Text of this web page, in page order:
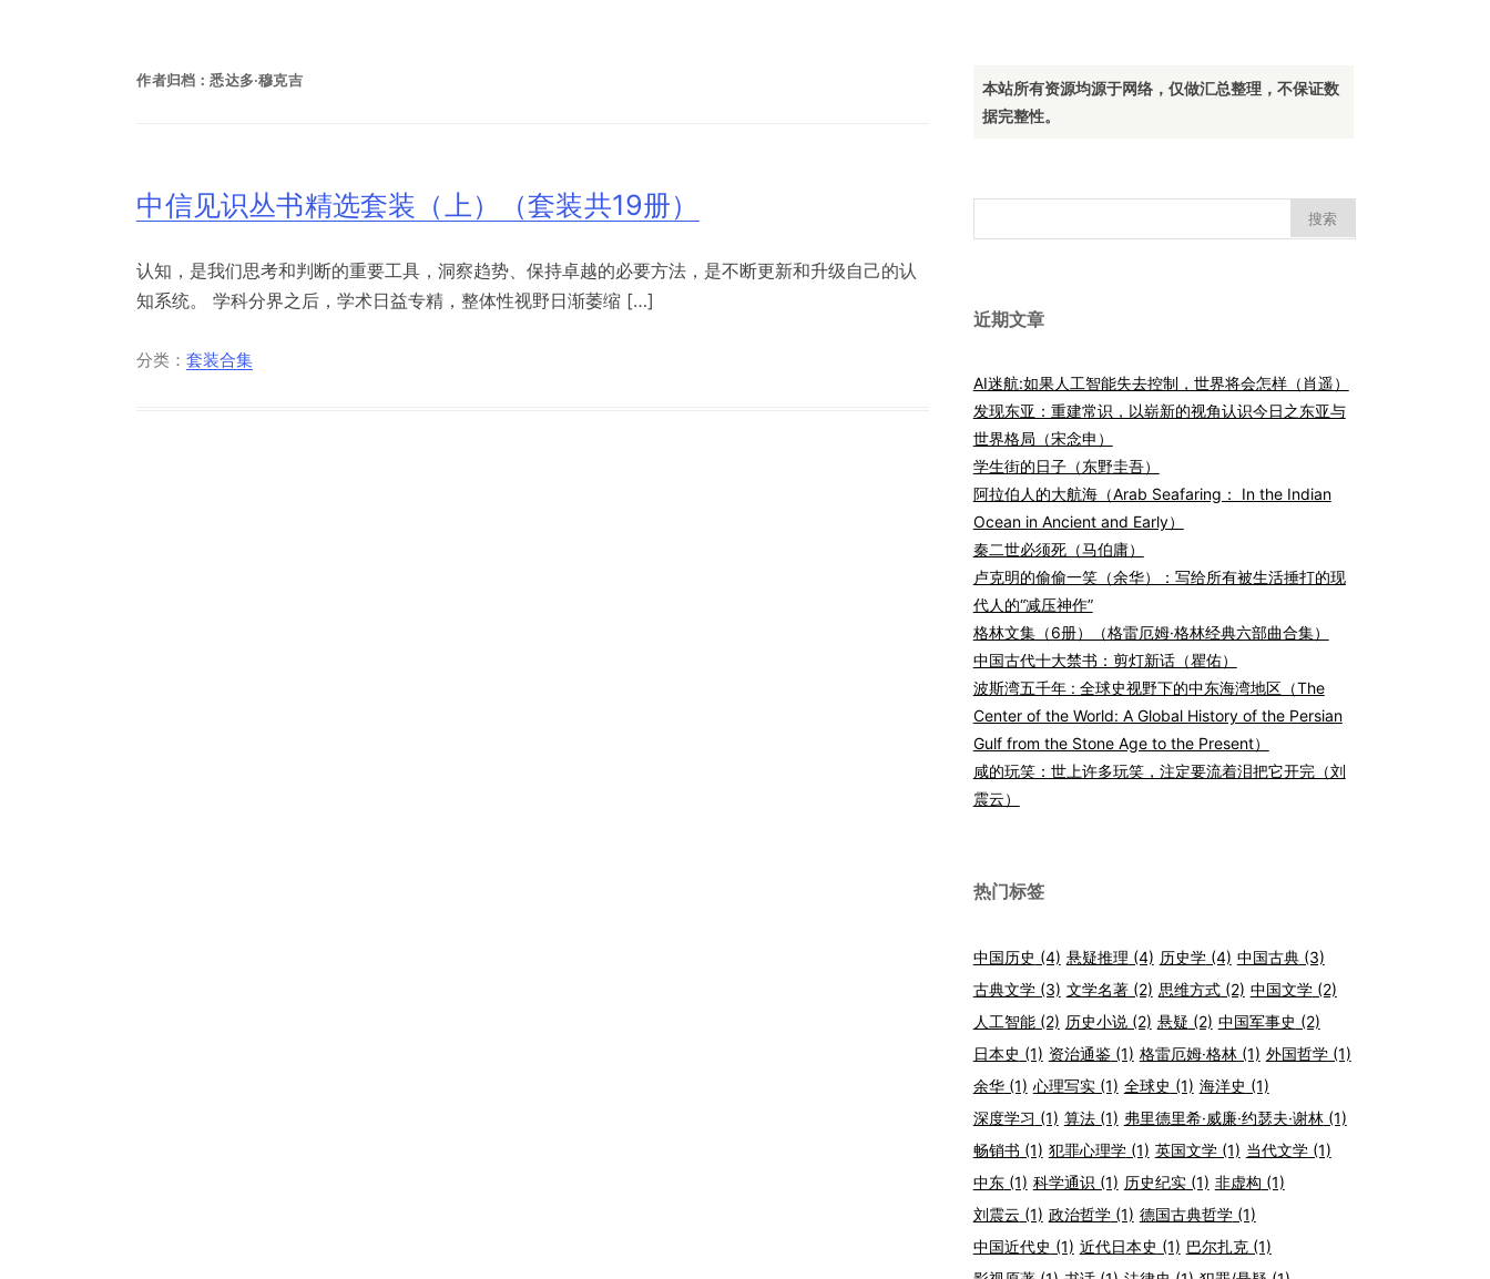
作者归档：悉达多·穆克吉
中信见识丛书精选套装（上）（套装共19册）
认知，是我们思考和判断的重要工具，洞察趋势、保持卓越的必要方法，是不断更新和升级自己的认
知系统。 学科分界之后，学术日益专精，整体性视野日渐萎缩 […]
分类：套装合集
本站所有资源均源于网络，仅做汇总整理，不保证数
据完整性。
索：
近期文章
AI迷航:如果人工智能失去控制，世界将会怎样（肖遥）
发现东亚：重建常识，以崭新的视角认识今日之东亚与
世界格局（宋念申）
学生街的日子（东野圭吾）
阿拉伯人的大航海（Arab Seafaring： In the Indian
Ocean in Ancient and Early）
秦二世必须死（马伯庸）
卢克明的偷偷一笑（余华）：写给所有被生活捶打的现
代人的“减压神作”
格林文集（6册）（格雷厄姆·格林经典六部曲合集）
中国古代十大禁书：剪灯新话（瞿佑）
波斯湾五千年 : 全球史视野下的中东海湾地区（The
Center of the World: A Global History of the Persian
Gulf from the Stone Age to the Present）
咸的玩笑：世上许多玩笑，注定要流着泪把它开完（刘
震云）
热门标签
中国历史 (4) 悬疑推理 (4) 历史学(4) 中国古典(3)
古典文学(3) 文学名著(2) 思维方式(2) 中国文学(2)
人工智能(2) 历史小说(2) 悬疑 (2) 中国军事史 (2)
日本史 (1) 资治通鉴(1) 格雷厄姆·格林(1) 外国哲学(1)
余华(1) 心理写实(1) 全球史 (1) 海洋史 (1)
深度学习 (1) 算法(1) 弗里德里希·威廉·约瑟夫·谢林(1)
畅销书 (1) 犯罪心理学(1) 英国文学(1) 当代文学(1)
中东(1) 科学通识 (1) 历史纪实(1) 非虚构 (1)
刘震云 (1) 政治哲学(1) 德国古典哲学(1)
中国近代史 (1) 近代日本史 (1) 巴尔扎克(1)